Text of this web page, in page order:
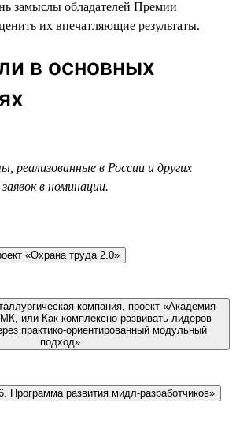
замыслы обладателей Премии
их впечатляющие результаты.
в основных
реализованные в России и других
в номинации.
«Охрана труда 2.0»
компания, проект «Академия
или Как комплексно развивать лидеров
практико-ориентированный модульный
подход»
Программа развития мидл-разработчиков»